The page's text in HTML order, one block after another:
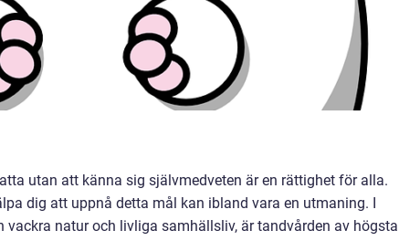
utan att känna sig självmedveten är en rättighet för alla.
dig att uppnå detta mål kan ibland vara en utmaning. I
natur och livliga samhällsliv, är tandvården av högsta